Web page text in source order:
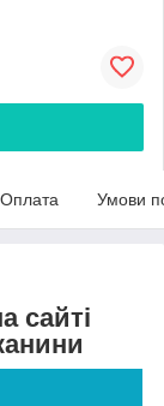
Оплата Умови
сайті